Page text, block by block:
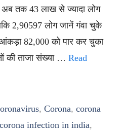
अब तक 43 लाख से ज्यादा लोग
2,90597 लोग जानें गंवा चुके
82,000 को पार कर चुका
की ताजा संख्या … Read
, Corona, corona
corona infection in india,